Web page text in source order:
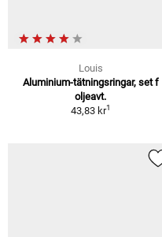
Louis
Aluminium-tätningsringar, set f
oljeavt.
43,83 kr1